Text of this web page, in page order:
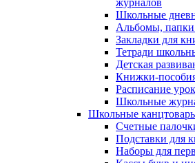
журналов
Школьные
Альбомы, папки
Закладки для
Тетради
Детская
Книжки-
Расписание
Школьные
Школьные
Счетные
Подставки для
Наборы для